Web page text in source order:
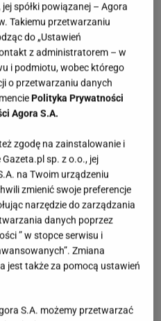
wzrok i tłumy
do tych z nieco wyższej
klientek. To
się opłaca - zwłaszcza
skóry naturalnej i
rzut oka. Tamaris
nie są to buty na jeden
przez większość dni
spółki powiązanej – Agora
Takiemu przetwarzaniu
do „Ustawień
z administratorem – w
i podmiotu, wobec którego
o przetwarzaniu danych
Polityka Prywatności
Agora S.A.
zgodę na zainstalowanie i
sp. z o.o., jej
na Twoim urządzeniu
zmienić swoje preferencje
narzędzie do zarządzania
danych poprzez
” w stopce serwisu i
Zmiana
jest także za pomocą ustawień
S.A. możemy przetwarzać